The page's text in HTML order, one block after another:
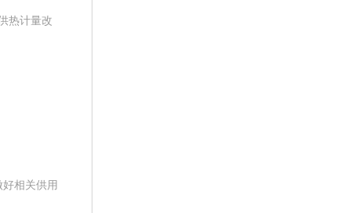
热计量改
相关供用